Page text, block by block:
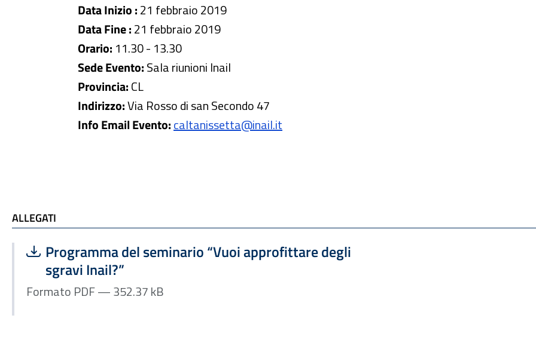
Data Inizio :21 febbraio 2019
Data Fine :21 febbraio 2019
Orario: 11.30 - 13.30
Sede Evento:Sala riunioni Inail
Provincia:CL
Indirizzo:Via Rosso di san Secondo 47
Info Email Evento:caltanissetta@inail.it
ALLEGATI
ALLEGATI
Scarica file:
Programma del seminario “Vuoi approfittare degli
sgravi Inail?”
Formato PDF — Dimensione 352.37 kB
Formato PDF — 352.37 kB